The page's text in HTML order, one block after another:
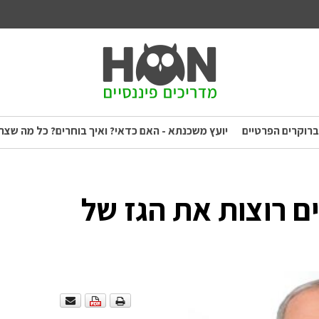
הפרטיים יועץ משכנתא - האם כדאי? ואיך בוחרים? כל מה
רוצות את הגז של